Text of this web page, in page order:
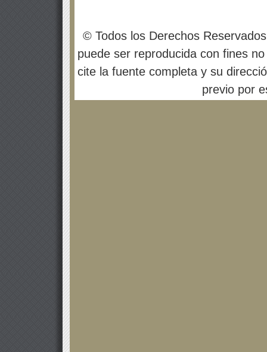
© Todos los Derechos
puede ser reproducida con fines
cite la fuente completa y su
previo por